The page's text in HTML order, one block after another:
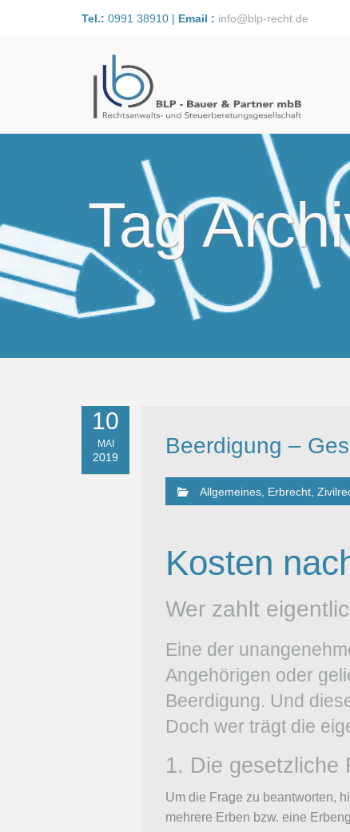
Tel.: 0991 38910 | Email : info@blp-recht.de
Tag
10
MAI
2019 Beerdigung –
Allgemeines Erbrecht
Kosten
Wer zahlt
Eine der
Angehörigen oder
Beerdigung. Und
Doch wer trägt die
1. Die gesetzliche
Um die Frage zu beantworten,
mehrere Erben bzw. eine